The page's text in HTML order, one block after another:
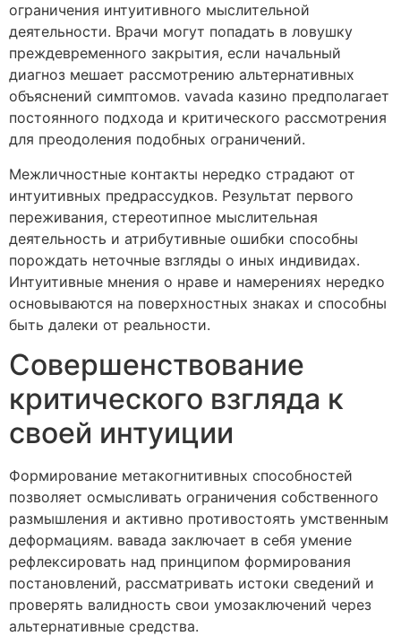
ограничения интуитивного мыслительной
деятельности. Врачи могут попадать в ловушку
преждевременного закрытия, если начальный
диагноз мешает рассмотрению альтернативных
объяснений симптомов. vavada казино предполагает
постоянного подхода и критического рассмотрения
для преодоления подобных ограничений.
Межличностные контакты нередко страдают от
интуитивных предрассудков. Результат первого
переживания, стереотипное мыслительная
деятельность и атрибутивные ошибки способны
порождать неточные взгляды о иных индивидах.
Интуитивные мнения о нраве и намерениях нередко
основываются на поверхностных знаках и способны
быть далеки от реальности.
Совершенствование
критического взгляда к
своей интуиции
Формирование метакогнитивных способностей
позволяет осмысливать ограничения собственного
размышления и активно противостоять умственным
деформациям. вавада заключает в себя умение
рефлексировать над принципом формирования
постановлений, рассматривать истоки сведений и
проверять валидность свои умозаключений через
альтернативные средства.